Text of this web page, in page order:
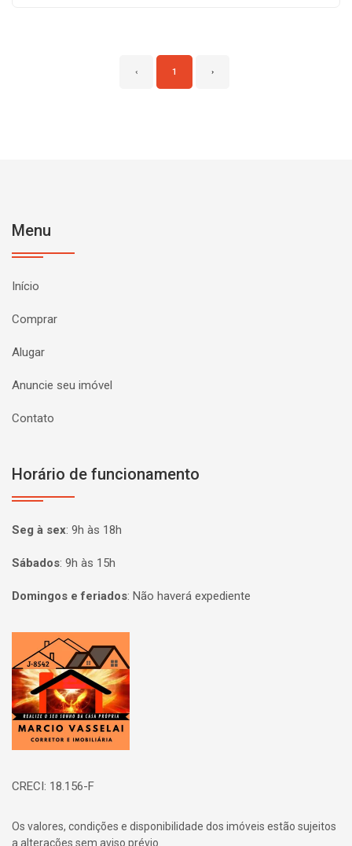
‹ 1 ›
Menu
Início
Comprar
Alugar
Anuncie seu imóvel
Contato
Horário de funcionamento
Seg à sex: 9h às 18h
Sábados: 9h às 15h
Domingos e feriados: Não haverá expediente
Página inicial
CRECI: 18.156-F
Os valores, condições e disponibilidade dos imóveis estão sujeitos
a alterações sem aviso prévio.